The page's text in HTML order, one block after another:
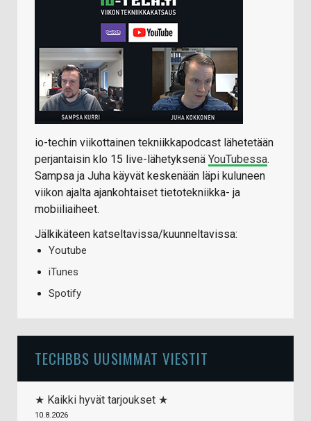
io-techin viikottainen tekniikkapodcast lähetetään
perjantaisin klo 15 live-lähetyksenä YouTubessa.
Sampsa ja Juha käyvät keskenään läpi kuluneen
viikon ajalta ajankohtaiset tietotekniikka- ja
mobiiliaiheet.
Jälkikäteen katseltavissa/kuunneltavissa:
Youtube
iTunes
Spotify
TECHBBS UUSIMMAT VIESTIT
★ Kaikki hyvät tarjoukset ★
10.8.2026